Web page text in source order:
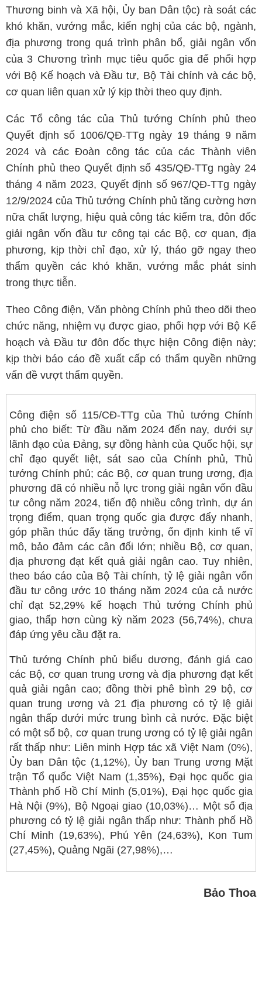
Thương binh và Xã hội, Ủy ban Dân tộc) rà soát các
khó khăn, vướng mắc, kiến nghị của các bộ, ngành,
địa phương trong quá trình phân bổ, giải ngân vốn
của 3 Chương trình mục tiêu quốc gia để phối hợp
với Bộ Kế hoạch và Đầu tư, Bộ Tài chính và các bộ,
cơ quan liên quan xử lý kịp thời theo quy định.
Các Tổ công tác của Thủ tướng Chính phủ theo
Quyết định số 1006/QĐ-TTg ngày 19 tháng 9 năm
2024 và các Đoàn công tác của các Thành viên
Chính phủ theo Quyết định số 435/QĐ-TTg ngày 24
tháng 4 năm 2023, Quyết định số 967/QĐ-TTg ngày
12/9/2024 của Thủ tướng Chính phủ tăng cường hơn
nữa chất lượng, hiệu quả công tác kiểm tra, đôn đốc
giải ngân vốn đầu tư công tại các Bộ, cơ quan, địa
phương, kịp thời chỉ đạo, xử lý, tháo gỡ ngay theo
thẩm quyền các khó khăn, vướng mắc phát sinh
trong thực tiễn.
Theo Công điện, Văn phòng Chính phủ theo dõi theo
chức năng, nhiệm vụ được giao, phối hợp với Bộ Kế
hoạch và Đầu tư đôn đốc thực hiện Công điện này;
kịp thời báo cáo đề xuất cấp có thẩm quyền những
vấn đề vượt thẩm quyền.
Công điện số 115/CĐ-TTg của Thủ tướng Chính
phủ cho biết: Từ đầu năm 2024 đến nay, dưới sự
lãnh đạo của Đảng, sự đồng hành của Quốc hội, sự
chỉ đạo quyết liệt, sát sao của Chính phủ, Thủ
tướng Chính phủ; các Bộ, cơ quan trung ương, địa
phương đã có nhiều nỗ lực trong giải ngân vốn đầu
tư công năm 2024, tiến độ nhiều công trình, dự án
trọng điểm, quan trọng quốc gia được đẩy nhanh,
góp phần thúc đẩy tăng trưởng, ổn định kinh tế vĩ
mô, bảo đảm các cân đối lớn; nhiều Bộ, cơ quan,
địa phương đạt kết quả giải ngân cao. Tuy nhiên,
theo báo cáo của Bộ Tài chính, tỷ lệ giải ngân vốn
đầu tư công ước 10 tháng năm 2024 của cả nước
chỉ đạt 52,29% kế hoạch Thủ tướng Chính phủ
giao, thấp hơn cùng kỳ năm 2023 (56,74%), chưa
đáp ứng yêu cầu đặt ra.
Thủ tướng Chính phủ biểu dương, đánh giá cao
các Bộ, cơ quan trung ương và địa phương đạt kết
quả giải ngân cao; đồng thời phê bình 29 bộ, cơ
quan trung ương và 21 địa phương có tỷ lệ giải
ngân thấp dưới mức trung bình cả nước. Đặc biệt
có một số bộ, cơ quan trung ương có tỷ lệ giải ngân
rất thấp như: Liên minh Hợp tác xã Việt Nam (0%),
Ủy ban Dân tộc (1,12%), Ủy ban Trung ương Mặt
trận Tổ quốc Việt Nam (1,35%), Đại học quốc gia
Thành phố Hồ Chí Minh (5,01%), Đại học quốc gia
Hà Nội (9%), Bộ Ngoại giao (10,03%)… Một số địa
phương có tỷ lệ giải ngân thấp như: Thành phố Hồ
Chí Minh (19,63%), Phú Yên (24,63%), Kon Tum
(27,45%), Quảng Ngãi (27,98%),…
Bảo Thoa